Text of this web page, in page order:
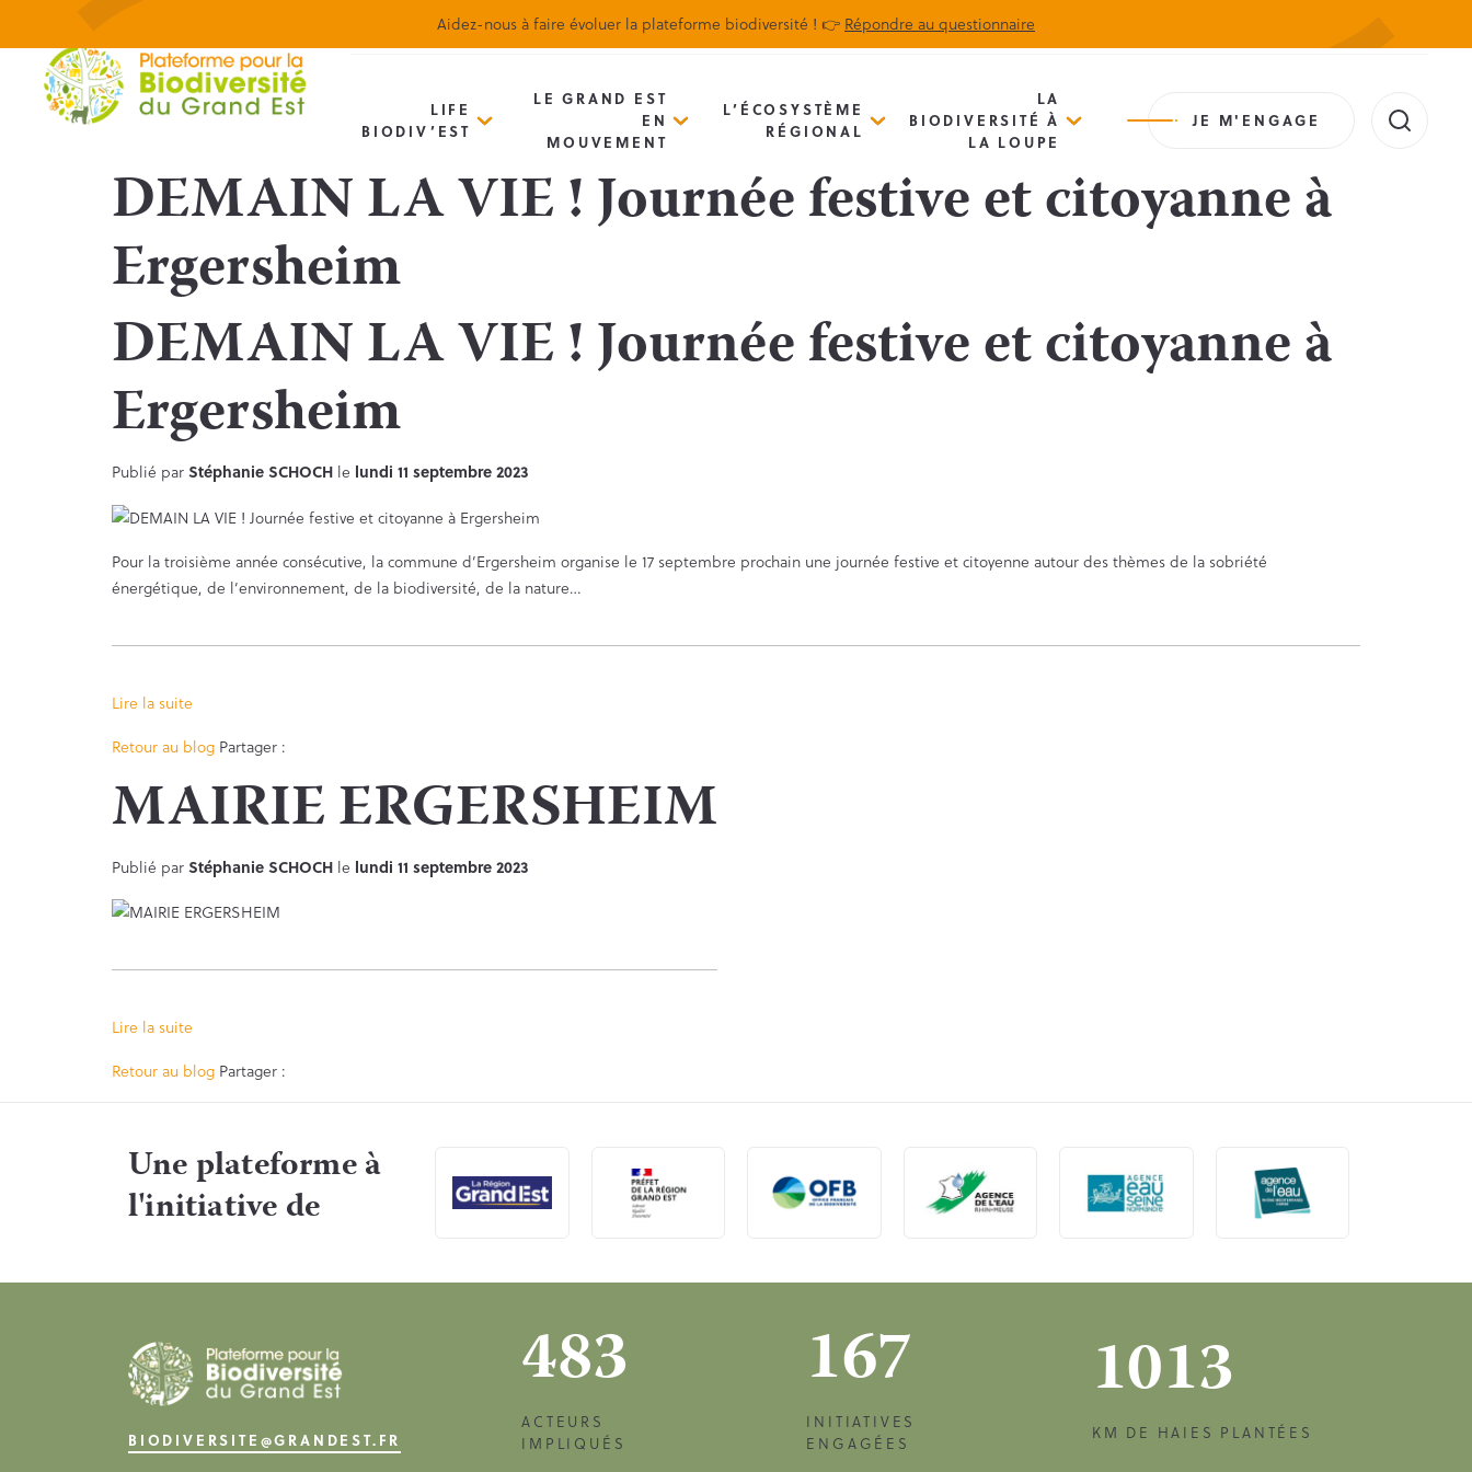
Aidez-nous à faire évoluer la plateforme biodiversité ! 👉 Répondre au questionnaire
Biodiv’Map Newsletter Actualités
LIFE
BIODIV’EST
LE GRAND EST
EN
MOUVEMENT
L’ÉCOSYSTÈME
RÉGIONAL
LA
BIODIVERSITÉ À
LA LOUPE
JE M'ENGAGE
DEMAIN LA VIE ! Journée festive et citoyanne à
Ergersheim
DEMAIN LA VIE ! Journée festive et citoyanne à
Ergersheim
Publié parStéphanie SCHOCH le lundi 11 septembre 2023
Pour la troisième année consécutive, la commune d’Ergersheim organise le 17 septembre prochain une journée festive et citoyenne autour des thèmes de la sobriété
énergétique, de l’environnement, de la biodiversité, de la nature…
Lire la suite
Retour au blog Partager :
MAIRIE ERGERSHEIM
Publié parStéphanie SCHOCH le lundi 11 septembre 2023
Lire la suite
Retour au blog Partager :
Une plateforme à
l'initiative de
BIODIVERSITE@GRANDEST.FR
483
ACTEURS
IMPLIQUÉS
167
INITIATIVES
ENGAGÉES
1013
KM DE HAIES PLANTÉES